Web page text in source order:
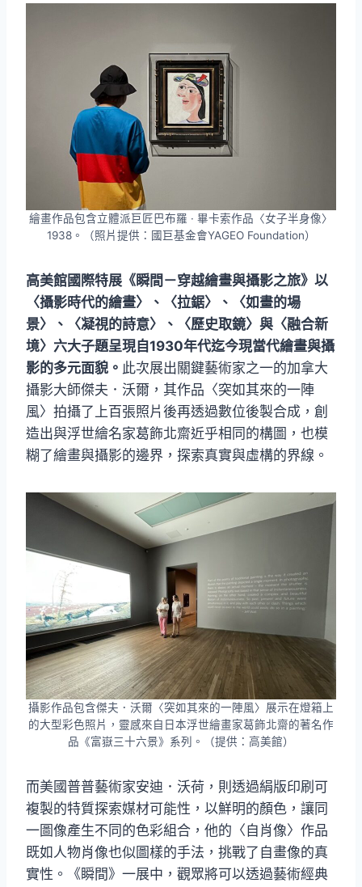
繪畫作品包含立體派巨匠巴布羅 · 畢卡索作品〈女子半身像〉
1938。（照片提供：國巨基金會YAGEO Foundation）
高美館國際特展《瞬間－穿越繪畫與攝影之旅》以
〈攝影時代的繪畫〉、〈拉鋸〉、〈如畫的場
景〉、〈凝視的詩意〉、〈歷史取鏡〉與〈融合新
境〉六大子題呈現自1930年代迄今現當代繪畫與攝
影的多元面貌。 此次展出關鍵藝術家之一的加拿大
攝影大師傑夫．沃爾，其作品〈突如其來的一陣
風〉拍攝了上百張照片後再透過數位後製合成，創
造出與浮世繪名家葛飾北齋近乎相同的構圖，也模
糊了繪畫與攝影的邊界，探索真實與虛構的界線。
攝影作品包含傑夫．沃爾〈突如其來的一陣風〉展示在燈箱上
的大型彩色照片，靈感來自日本浮世繪畫家葛飾北齋的著名作
品《富嶽三十六景》系列。（提供：高美館）
而美國普普藝術家安迪．沃荷，則透過絹版印刷可
複製的特質探索媒材可能性，以鮮明的顏色，讓同
一圖像產生不同的色彩組合，他的〈自肖像〉作品
既如人物肖像也似圖樣的手法，挑戰了自畫像的真
實性。《瞬間》一展中，觀眾將可以透過藝術經典